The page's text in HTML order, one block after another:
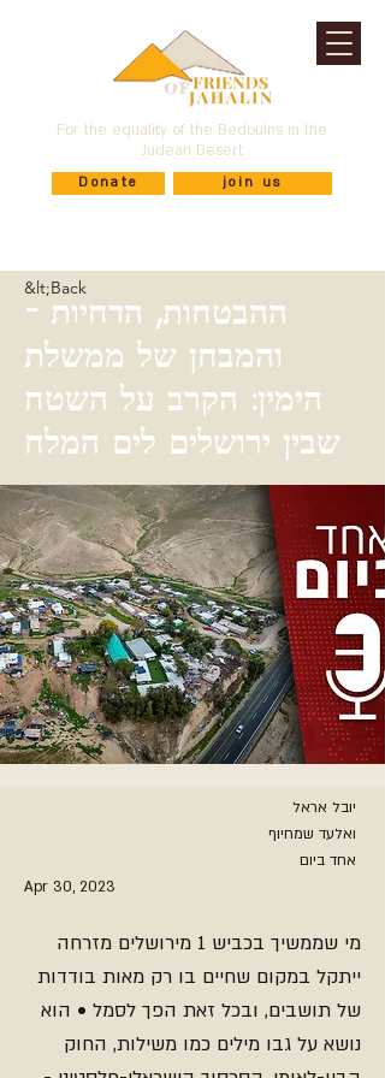
For the equality of the Bedouins in the
Judean Desert
Donate join us
&lt;Back
ההבטחות, הדחיות -
והמבחן של ממשלת
הימין: הקרב על השטח
שבין ירושלים לים המלח
יובל אראל
ואלעד שמחיוף
אחד ביום
Apr 30, 2023
מי שממשיך בכביש 1 מירושלים מזרחה
ייתקל במקום שחיים בו רק מאות בודדות
של תושבים, ובכל זאת הפך לסמל • הוא
נושא על גבו מילים כמו משילות, החוק